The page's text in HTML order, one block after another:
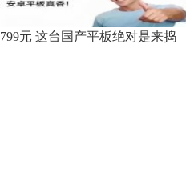
799元 这台国产平板绝对是来捣